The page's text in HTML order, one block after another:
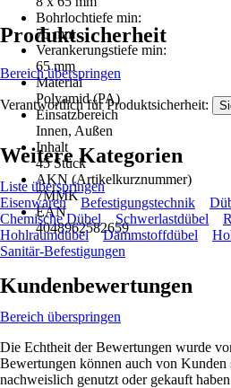
Bohrlochtiefe min:
75 mm
Verankerungstiefe min:
65 mm
Material
Polyamid (PA)
Einsatzbereich
Innen, Außen
Inhalt
45 Stück
AKN (Artikelkurznummer)
7MMK
EAN
4048962582659
Produktsicherheit
Bereich überspringen
Verantwortlich für Produktsicherheit:
Weitere Kategorien
Liste überspringen
Eisenwaren
Befestigungstechnik
Chemische Dübel
Schwerlastdübel
Hohlraumdübel
Dämmstoffdübel
Sanitär-Befestigungen
Kundenbewertungen
Bereich überspringen
Die Echtheit der Bewertungen wurde
Bewertungen können auch von Kunden
nachweislich genutzt oder gekauft